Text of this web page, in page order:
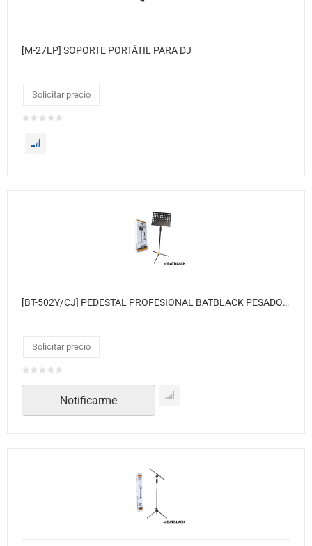
[M-27LP] SOPORTE PORTÁTIL PARA DJ
Solicitar precio
[BT-502Y/CJ] PEDESTAL PROFESIONAL BATBLACK PESADO PARA PARTITURA- ALT-91-126 CM
Solicitar precio
Notificarme